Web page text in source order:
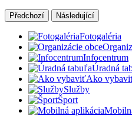
Předchozí Následující
Fotogaléria
Infocentrum
Úradná
Ako
Služby
Šport